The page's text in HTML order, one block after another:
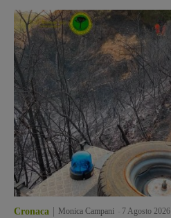
Cronaca Monica Campani 7 Agosto 2026